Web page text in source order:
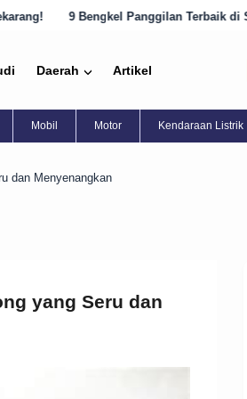
Panggilan Terbaik di Semarang yang Harus
Daerah Artikel
Mobil Motor Kendaraan Listrik
dan Menyenangkan
yang Seru dan